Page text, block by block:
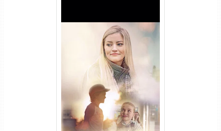
Uma Amizade para Recordar
Torrent (2025) WEB-DL 1080p
Dual Áudio